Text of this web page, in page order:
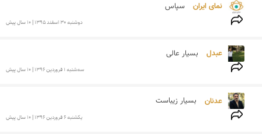
نمای ایران سپاس
دوشنبه 30 اسفند 1395 | 10 سال پیش
عبدل بسیار عالی
سه‌شنبه 1 فروردين 1396 | 10 سال پیش
عدنان بسیار زیباست
يكشنبه 6 فروردين 1396 | 10 سال پیش